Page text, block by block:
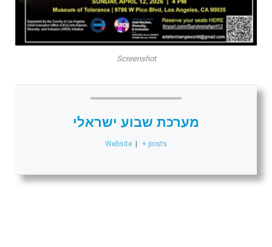
Screenshot
מערכת שבוע ישראלי
Website + posts